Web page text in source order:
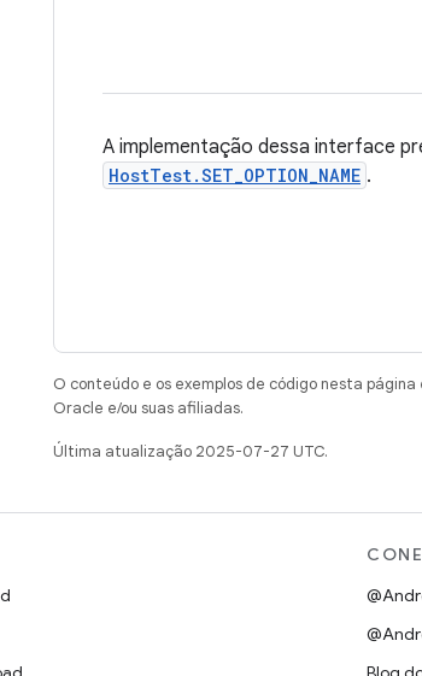
A implementação dessa interface
HostTest.SET_OPTION_NAME .
O conteúdo e os exemplos de código nesta
Oracle e/ou suas afiliadas.
Última atualização 2025-07-27 UTC.